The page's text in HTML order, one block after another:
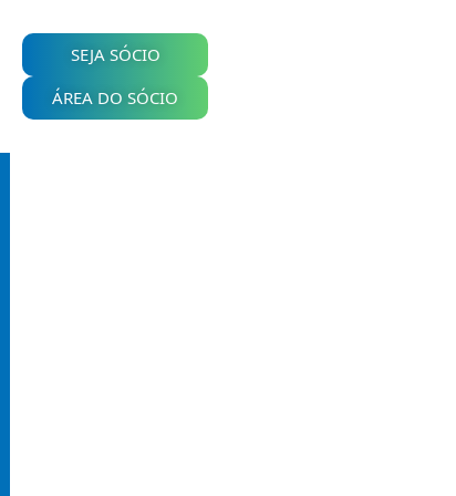
SEJA SÓCIO
ÁREA DO SÓCIO